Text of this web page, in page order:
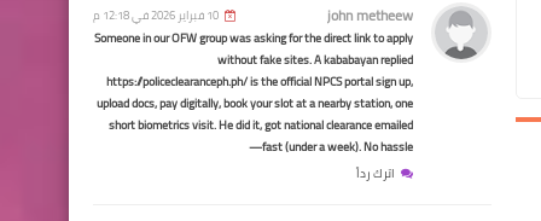
الرواتب
تم رفع رواتب موظفي الدولة
الموطنة رواتبهم لدى مصرف
الرافدين لشهر كانون الاول
للدوائر ادناه
john metheew 10 فبراير 2026 في 12:18 م
Someone in our OFW group was asking for the direct link to apply
without fake sites. A kababayan replied
https://policeclearanceph.ph/ is the official NPCS portal sign up,
upload docs, pay digitally, book your slot at a nearby station, one
short biometrics visit. He did it, got national clearance emailed
fast (under a week). No hassle—
اترك رداً